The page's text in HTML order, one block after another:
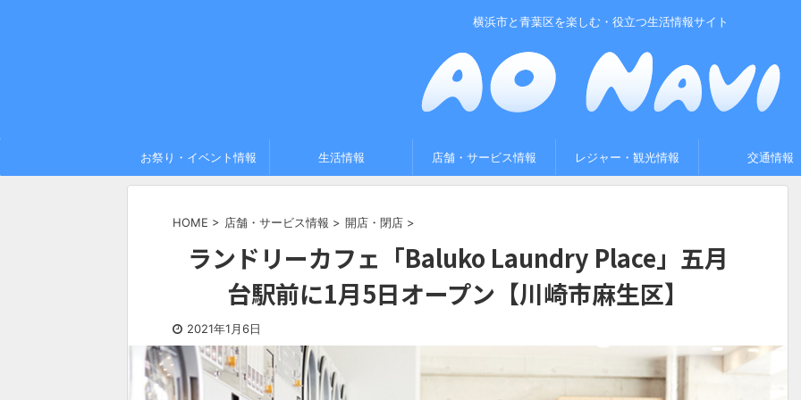
横浜市と青葉区を楽しむ・役立つ生活情報サイト
お祭り・イベント情報 生活情報 店舗・サービス情報 レジャー・観光情報 交通情報
HOME > 店舗・サービス情報 > 開店・閉店 >
ランドリーカフェ「Baluko Laundry Place」五月
台駅前に1月5日オープン【川崎市麻生区】
2021年1月6日